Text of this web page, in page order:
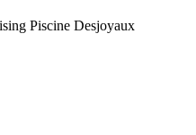
Piscine Desjoyaux